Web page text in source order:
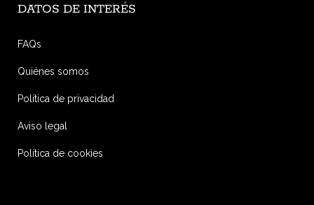
DATOS DE INTERÉS
FAQs
Quiénes somos
Política de privacidad
Aviso legal
Política de cookies